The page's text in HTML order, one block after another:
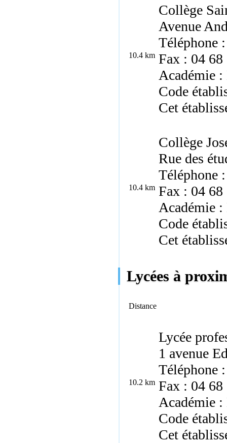
10.4 km
Collège
Avenue
Téléphone
Fax : 04 68
Académie
Code
Cet
10.4 km
Collège
Rue des
Téléphone
Fax : 04 68
Académie
Code
Cet
Lycées à
Distance
10.2 km
Lycée
1 avenue
Téléphone
Fax : 04 68
Académie
Code
Cet